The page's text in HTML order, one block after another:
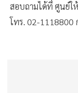
สอบถามได้ที่ ศูนย์ใ
โทร. 02-1118800